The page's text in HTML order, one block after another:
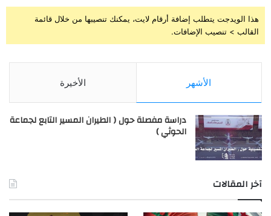
هذا الويدجت يتطلب إضافة أرقام لايت، يمكنك تنصيبها من خلال قائمة
القالب > تنصيب الإضافات.
الأشهر الأخيرة
دراسة مفصلة حول ( الطيران المسير التابع لجماعة
الحوثي )
آخر المقالات